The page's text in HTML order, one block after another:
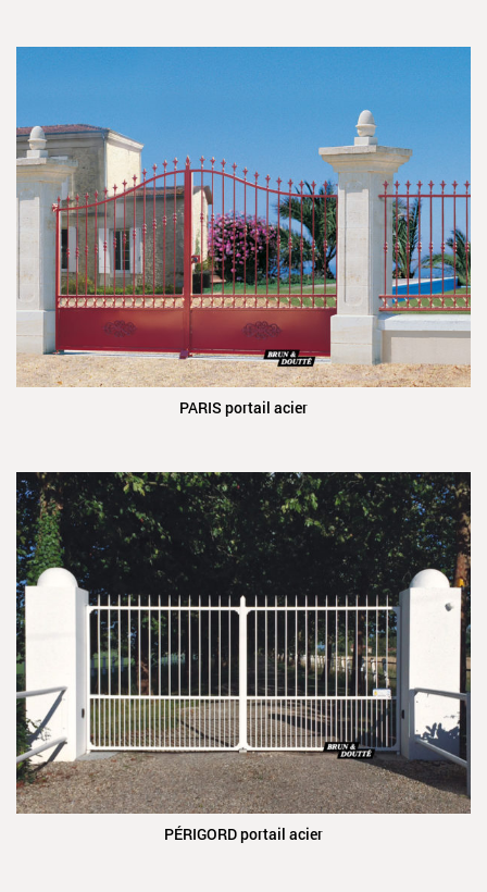
PARIS portail acier
PÉRIGORD portail acier